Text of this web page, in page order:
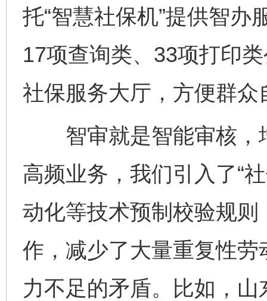
托“智慧社保机”提供智办
17项查询类、33项打印
社保服务大厅，方便群众
智审就是智能审核，
高频业务，我们引入了“
动化等技术预制校验规
作，减少了大量重复性
力不足的矛盾。比如，